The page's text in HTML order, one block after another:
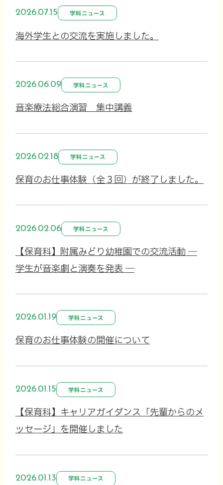
2026.07.15 学科ニュース
海外学生との交流を実施しました。
2026.06.09 学科ニュース
音楽療法総合演習 集中講義
2026.02.18 学科ニュース
保育のお仕事体験（全３回）が終了しました。
2026.02.06 学科ニュース
【保育科】附属みどり幼稚園での交流活動 ―
学生が音楽劇と演奏を発表 ―
2026.01.19 学科ニュース
保育のお仕事体験の開催について
2026.01.15 学科ニュース
【保育科】キャリアガイダンス「先輩からのメ
ッセージ」を開催しました
2026.01.13 学科ニュース